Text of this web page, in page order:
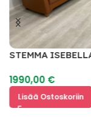
STEMMA
1990,00 €
Lisää Ostoskoriin